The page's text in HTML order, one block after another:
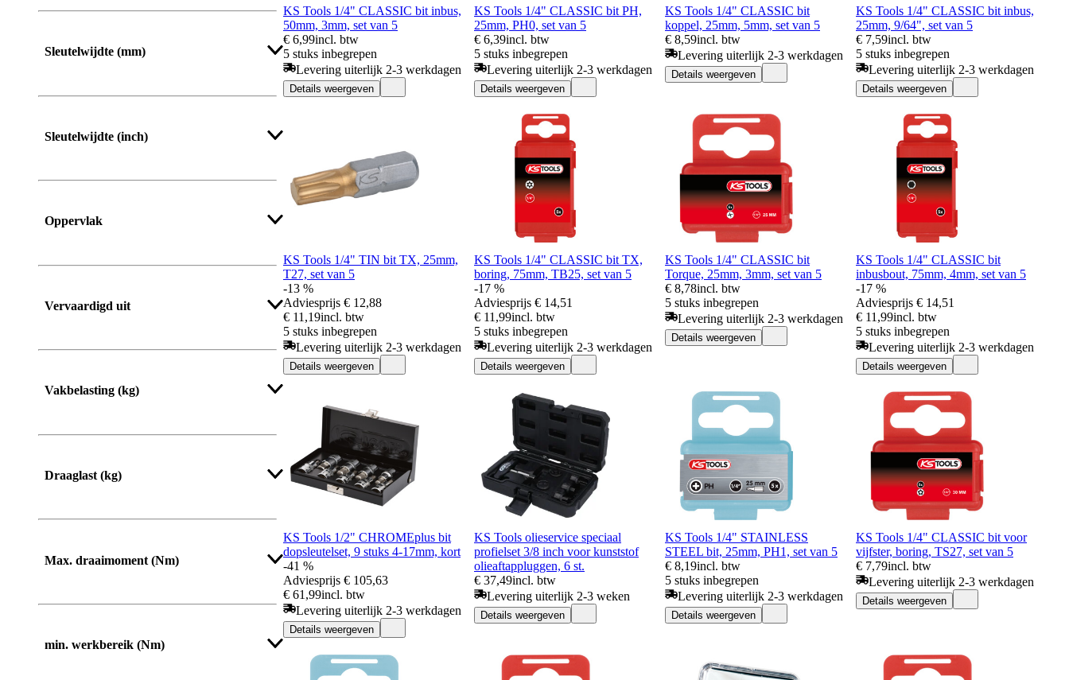
Sleutelwijdte (mm)
Sleutelwijdte (inch)
Oppervlak
Vervaardigd uit
Vakbelasting (kg)
Draaglast (kg)
Max. draaimoment (Nm)
min. werkbereik (Nm)
KS Tools 1/4" CLASSIC bit inbus,
50mm, 3mm, set van 5
€ 6,99incl. btw
5 stuks inbegrepen
Levering uiterlijk 2-3 werkdagen
Details weergeven
KS Tools 1/4" CLASSIC bit PH,
25mm, PH0, set van 5
€ 6,39incl. btw
5 stuks inbegrepen
Levering uiterlijk 2-3 werkdagen
Details weergeven
KS Tools 1/4" CLASSIC bit
koppel, 25mm, 5mm, set van 5
€ 8,59incl. btw
Levering uiterlijk 2-3 werkdagen
Details weergeven
KS Tools 1/4" CLASSIC bit inbus,
25mm, 9/64", set van 5
€ 7,59incl. btw
5 stuks inbegrepen
Levering uiterlijk 2-3 werkdagen
Details weergeven
KS Tools 1/4" TIN bit TX, 25mm,
T27, set van 5
-13 %
Adviesprijs € 12,88
€ 11,19incl. btw
5 stuks inbegrepen
Levering uiterlijk 2-3 werkdagen
Details weergeven
KS Tools 1/4" CLASSIC bit TX,
boring, 75mm, TB25, set van 5
-17 %
Adviesprijs € 14,51
€ 11,99incl. btw
5 stuks inbegrepen
Levering uiterlijk 2-3 werkdagen
Details weergeven
KS Tools 1/4" CLASSIC bit
Torque, 25mm, 3mm, set van 5
€ 8,78incl. btw
5 stuks inbegrepen
Levering uiterlijk 2-3 werkdagen
Details weergeven
KS Tools 1/4" CLASSIC bit
inbusbout, 75mm, 4mm, set van 5
-17 %
Adviesprijs € 14,51
€ 11,99incl. btw
5 stuks inbegrepen
Levering uiterlijk 2-3 werkdagen
Details weergeven
KS Tools 1/2" CHROMEplus bit
dopsleutelset, 9 stuks 4-17mm, kort
-41 %
Adviesprijs € 105,63
€ 61,99incl. btw
Levering uiterlijk 2-3 werkdagen
Details weergeven
KS Tools olieservice speciaal
profielset 3/8 inch voor kunststof
olieaftappluggen, 6 st.
€ 37,49incl. btw
Levering uiterlijk 2-3 weken
Details weergeven
KS Tools 1/4" STAINLESS
STEEL bit, 25mm, PH1, set van 5
€ 8,19incl. btw
5 stuks inbegrepen
Levering uiterlijk 2-3 werkdagen
Details weergeven
KS Tools 1/4" CLASSIC bit voor
vijfster, boring, TS27, set van 5
€ 7,79incl. btw
Levering uiterlijk 2-3 werkdagen
Details weergeven